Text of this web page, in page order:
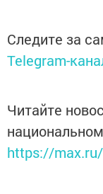
Следите за
Telegram-
Читайте
https://